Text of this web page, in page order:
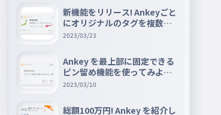
新機能をリリース! Ankeyごと
にオリジナルのタグを複数設
定できる『タグ機能』を紹介
2023/03/23
Ankey を最上部に固定できる
ピン留め機能を使ってみよう
📌
2023/03/10
総額100万円! Ankey を紹介し